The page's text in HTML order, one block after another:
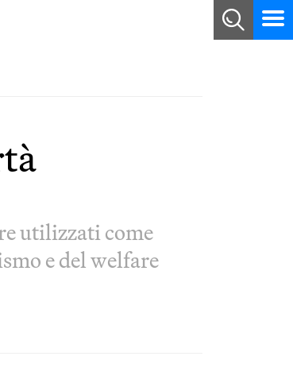
utilizzati come
e del welfare